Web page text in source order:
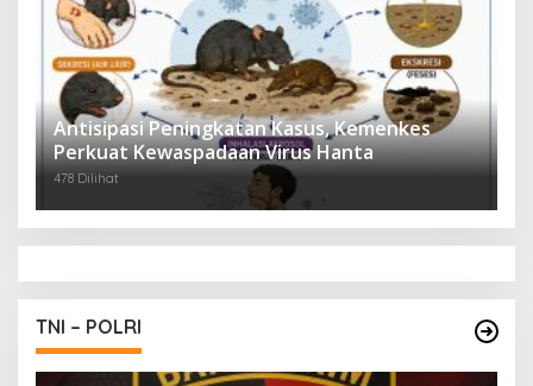
Antisipasi Peningkatan Kasus, Kemenkes
Perkuat Kewaspadaan Virus Hanta
478 Dilihat
TNI – POLRI